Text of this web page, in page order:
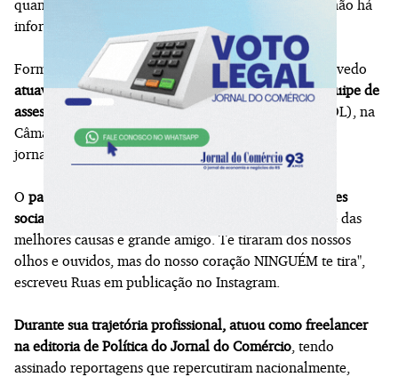
quando foi internado no Hospital Santa Rita. Ainda não há
informações sobre o velório e o enterro.
Formado em jornalismo pela Unisinos, em 2005, Azevedo
atuava desde 2021 com foco em mídias sociais na equipe de
assessoria de imprensa do vereador Pedro Ruas
(PSOL), na
Câmara Municipal de Porto Alegre, cidade natal do
jornalista.
O parlamentar homenageou o jornalista em suas redes
sociais
: "Adeus, Jimmy. Jornalista brilhante, militante das
melhores causas e grande amigo. Te tiraram dos nossos
olhos e ouvidos, mas do nosso coração NINGUÉM te tira",
escreveu Ruas em publicação no Instagram.
Durante sua trajetória profissional, atuou como freelancer
na editoria de Política do Jornal do Comércio , tendo
assinado reportagens que repercutiram nacionalmente,